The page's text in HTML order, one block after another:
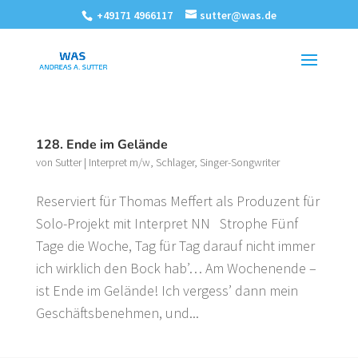
+49171 4966117 sutter@was.de
128. Ende im Gelände
von Sutter| Interpret m/w, Schlager, Singer-Songwriter
Reserviert für Thomas Meffert als Produzent für
Solo-Projekt mit Interpret NN Strophe Fünf
Tage die Woche, Tag für Tag darauf nicht immer
ich wirklich den Bock hab’… Am Wochenende –
ist Ende im Gelände! Ich vergess’ dann mein
Geschäftsbenehmen, und...